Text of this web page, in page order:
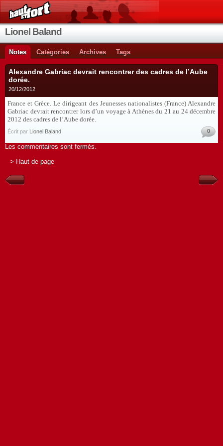
Lionel Baland
Notes Catégories Archives Tags
Alexandre Gabriac devrait rencontrer des cadres de l’Aube
dorée.
20/12/2012
France et Grèce. Le dirigeant des Jeunesses nationalistes (France) Alexandre
Gabriac devrait rencontrer lors d’un voyage à Athènes du 21 au 24 décembre
2012 des cadres de l’Aube dorée.
Écrit par Lionel Baland 0
Les commentaires sont fermés.
> Haut de page